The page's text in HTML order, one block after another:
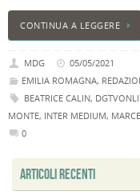
CONTINUA A LEGGERE
MDG
05/05/2021
EMILIA ROMAGNA,
BEATRICE CALIN,
MONTE, INTER MEDIUM,
0
ARTICOLI RECENTI